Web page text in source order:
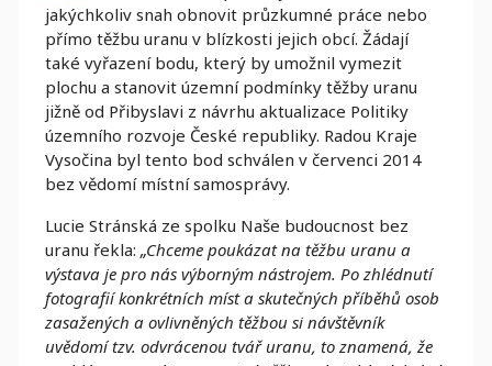
jakýchkoliv snah obnovit průzkumné práce nebo
přímo těžbu uranu v blízkosti jejich obcí. Žádají
také vyřazení bodu, který by umožnil vymezit
plochu a stanovit územní podmínky těžby uranu
jižně od Přibyslavi z návrhu aktualizace Politiky
územního rozvoje České republiky. Radou Kraje
Vysočina byl tento bod schválen v červenci 2014
bez vědomí místní samosprávy.
Lucie Stránská ze spolku Naše budoucnost bez
uranu řekla: „Chceme poukázat na těžbu uranu a
výstava je pro nás výborným nástrojem. Po zhlédnutí
fotografií konkrétních míst a skutečných příběhů osob
zasažených a ovlivněných těžbou si návštěvník
uvědomí tzv. odvrácenou tvář uranu, to znamená, že